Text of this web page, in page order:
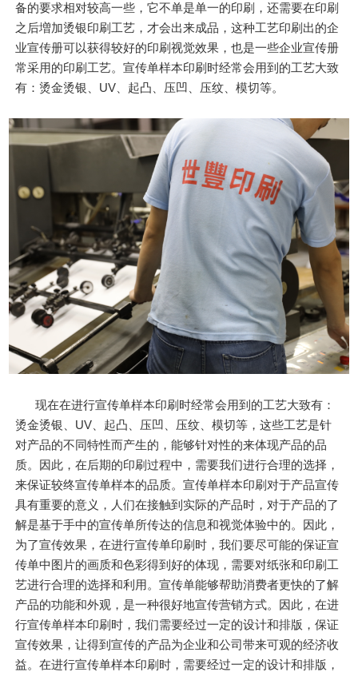
备的要求相对较高一些，它不单是单一的印刷，还需要在印刷
之后増加烫银印刷工艺，才会出来成品，这种工艺印刷出的企
业宣传册可以获得较好的印刷视觉效果，也是一些企业宣传册
常采用的印刷工艺。宣传单样本印刷时经常会用到的工艺大致
有：烫金烫银、UV、起凸、压凹、压纹、模切等。
现在在进行宣传单样本印刷时经常会用到的工艺大致有：
烫金烫银、UV、起凸、压凹、压纹、模切等，这些工艺是针
对产品的不同特性而产生的，能够针对性的来体现产品的品
质。因此，在后期的印刷过程中，需要我们进行合理的选择，
来保证较终宣传单样本的品质。宣传单样本印刷对于产品宣传
具有重要的意义，人们在接触到实际的产品时，对于产品的了
解是基于手中的宣传单所传达的信息和视觉体验中的。因此，
为了宣传效果，在进行宣传单印刷时，我们要尽可能的保证宣
传单中图片的画质和色彩得到好的体现，需要对纸张和印刷工
艺进行合理的选择和利用。宣传单能够帮助消费者更快的了解
产品的功能和外观，是一种很好地宣传营销方式。因此，在进
行宣传单样本印刷时，我们需要经过一定的设计和排版，保证
宣传效果，让得到宣传的产品为企业和公司带来可观的经济收
益。在进行宣传单样本印刷时，需要经过一定的设计和排版，